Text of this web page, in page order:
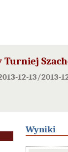
Turniej
12-13/2013-
Wyniki